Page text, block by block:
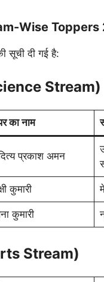
Wise
सूची दी गई है:
Stream)
का नाम
प्रकाश अमन
कुमारी
कुमारी
Stream)